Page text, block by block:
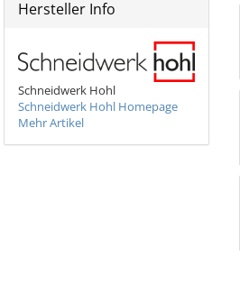
Bronzeschilder
Hersteller Info
Schneidwerk Hohl
Schneidwerk Hohl Homepage
Mehr Artikel